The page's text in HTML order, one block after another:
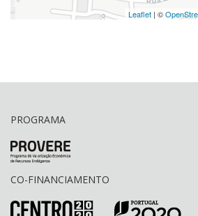
Leaflet | ©
PROGRAMA
CO-FINANCIAMENTO